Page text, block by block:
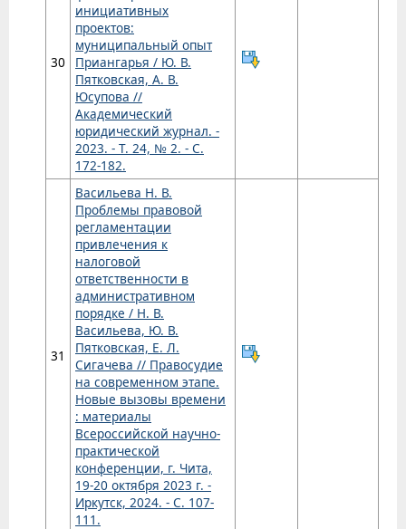
30
инициативных
проектов:
муниципальный опыт
Приангарья / Ю. В.
Пятковская, А. В.
Юсупова //
Академический
юридический журнал. -
2023. - Т. 24, № 2. - С.
172-182.
31
Васильева Н. В.
Проблемы правовой
регламентации
привлечения к
налоговой
ответственности в
административном
порядке / Н. В.
Васильева, Ю. В.
Пятковская, Е. Л.
Сигачева // Правосудие
на современном этапе.
Новые вызовы времени
: материалы
Всероссийской научно-
практической
конференции, г. Чита,
19-20 октября 2023 г. -
Иркутск, 2024. - С. 107-
111.